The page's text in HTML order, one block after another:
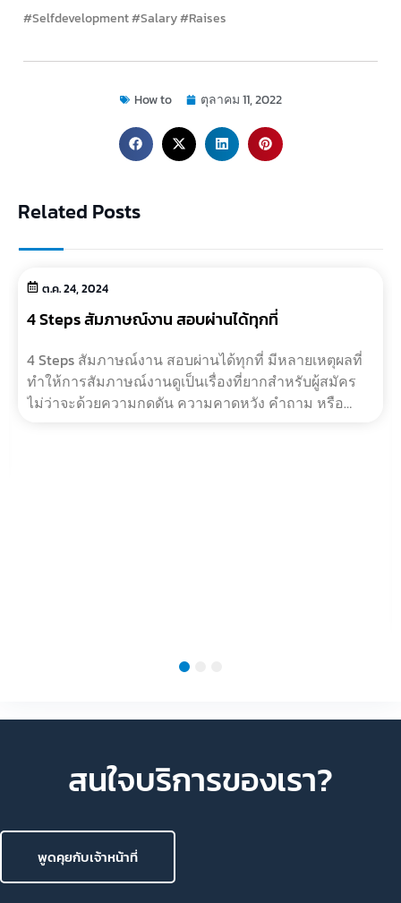
#Selfdevelopment #Salary #Raises
How to ตุลาคม 11, 2022
Related Posts
ต.ค. 24, 2024
4 Steps สัมภาษณ์งาน สอบผ่านได้ทุกที่
4 Steps สัมภาษณ์งาน สอบผ่านได้ทุกที่ มีหลายเหตุผลที่
ทำให้การสัมภาษณ์งานดูเป็นเรื่องที่ยากสำหรับผู้สมัคร
ไม่ว่าจะด้วยความกดดัน ความคาดหวัง คำถาม หรือ
พูดคุยกับเจ้าหน้าที่
สนใจบริการของเรา?